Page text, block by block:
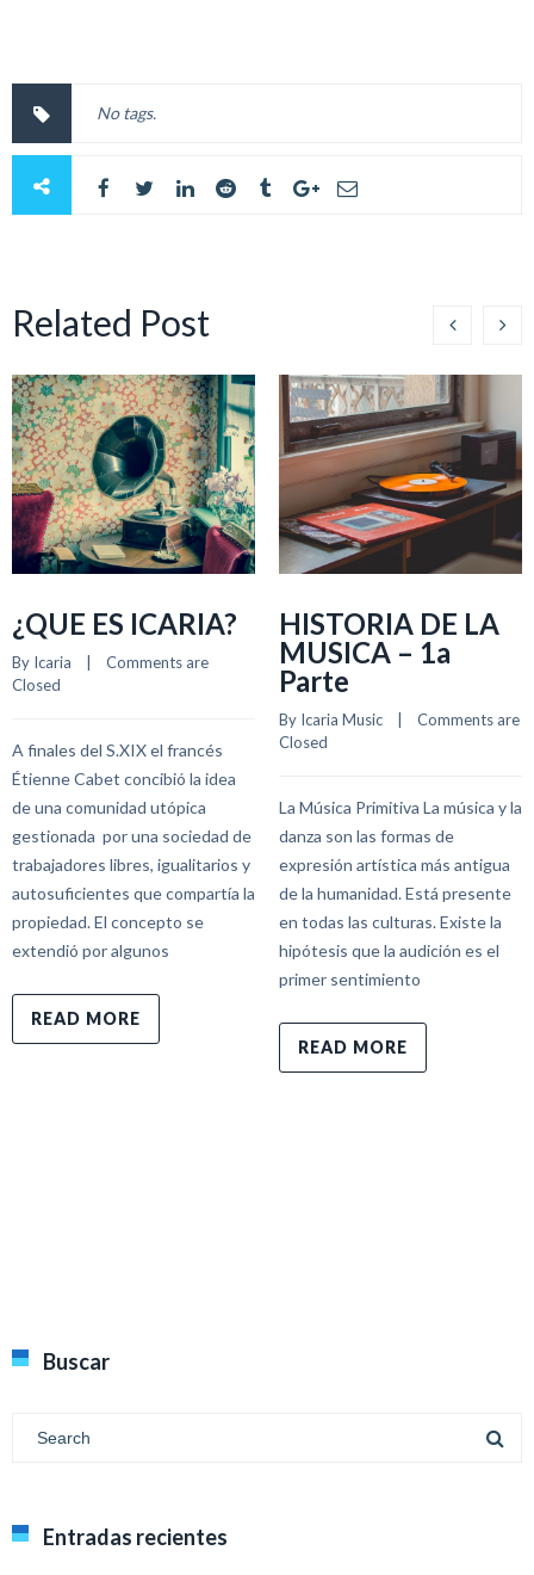
No tags.
Related Post
¿QUE ES ICARIA?
By Icaria
Comments are
Closed
A finales del S.XIX el francés
Étienne Cabet concibió la idea
de una comunidad utópica
gestionada por una sociedad de
trabajadores libres, igualitarios y
autosuficientes que compartía la
propiedad. El concepto se
extendió por algunos
READ MORE
HISTORIA DE LA
MUSICA – 1a
Parte
By Icaria Music
Comments are
Closed
La Música Primitiva La música y la
danza son las formas de
expresión artística más antigua
de la humanidad. Está presente
en todas las culturas. Existe la
hipótesis que la audición es el
primer sentimiento
READ MORE
Buscar
Entradas recientes